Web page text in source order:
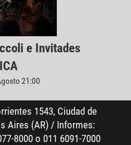
e Invitades
21:00
1543, Ciudad de
Aires (AR) / Informes:
8000 o 011 6091-7000